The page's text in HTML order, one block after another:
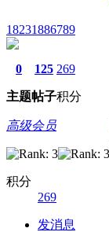
18231886789
0
主题
125
帖子
269
积分
高级会员
积分
269
发消息